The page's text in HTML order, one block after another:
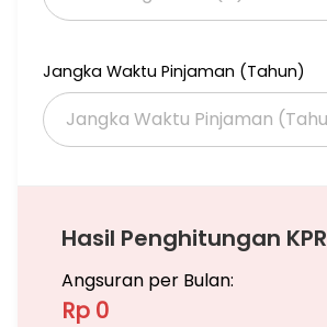
Jangka Waktu Pinjaman (Tahun)
Hasil Penghitungan KPR
Angsuran per Bulan:
Rp 0